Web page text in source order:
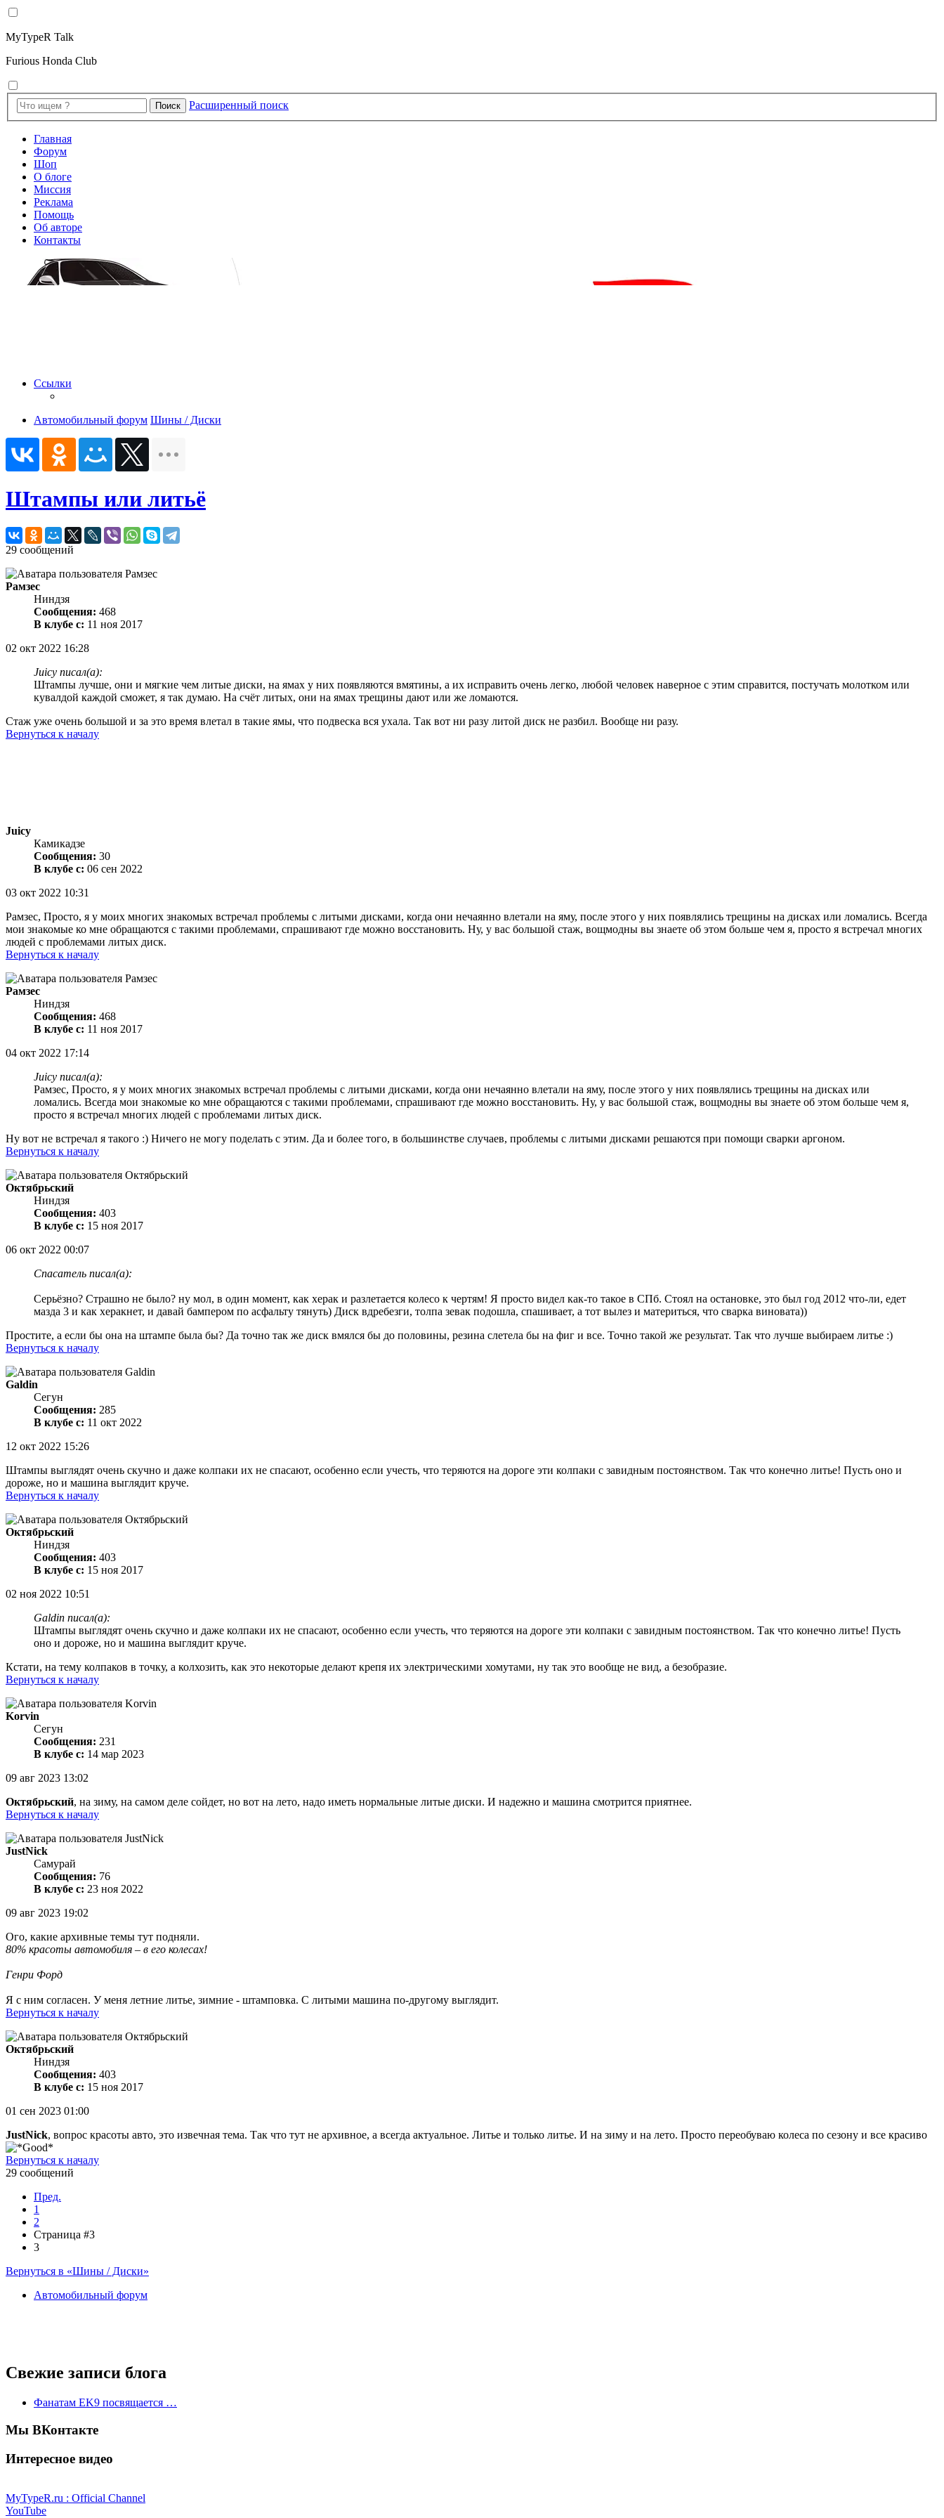
MyTypeR Talk
Furious Honda Club
Поиск Расширенный поиск
Главная
Форум
Шоп
О блоге
Миссия
Реклама
Помощь
Об авторе
Контакты
Ссылки
Автомобильный форум Шины / Диски
Штампы или литьё
29 сообщений
Рамзес
Ниндзя
Сообщения: 468
В клубе с: 11 ноя 2017
02 окт 2022 16:28
Juicy писал(а):
Штампы лучше, они и мягкие чем литые диски, на ямах у них появляются вмятины, а их исправить очень легко, любой человек наверное с этим справится, постучать молотком или
кувалдой каждой сможет, я так думаю. На счёт литых, они на ямах трещины дают или же ломаются.
Стаж уже очень большой и за это время влетал в такие ямы, что подвеска вся ухала. Так вот ни разу литой диск не разбил. Вообще ни разу.
Вернуться к началу
Juicy
Камикадзе
Сообщения: 30
В клубе с: 06 сен 2022
03 окт 2022 10:31
Рамзес, Просто, я у моих многих знакомых встречал проблемы с литыми дисками, когда они нечаянно влетали на яму, после этого у них появлялись трещины на дисках или ломались. Всегда
мои знакомые ко мне обращаются с такими проблемами, спрашивают где можно восстановить. Ну, у вас большой стаж, вощмодны вы знаете об этом больше чем я, просто я встречал многих
людей с проблемами литых диск.
Вернуться к началу
Рамзес
Ниндзя
Сообщения: 468
В клубе с: 11 ноя 2017
04 окт 2022 17:14
Juicy писал(а):
Рамзес, Просто, я у моих многих знакомых встречал проблемы с литыми дисками, когда они нечаянно влетали на яму, после этого у них появлялись трещины на дисках или
ломались. Всегда мои знакомые ко мне обращаются с такими проблемами, спрашивают где можно восстановить. Ну, у вас большой стаж, вощмодны вы знаете об этом больше чем я,
просто я встречал многих людей с проблемами литых диск.
Ну вот не встречал я такого :) Ничего не могу поделать с этим. Да и более того, в большинстве случаев, проблемы с литыми дисками решаются при помощи сварки аргоном.
Вернуться к началу
Октябрьский
Ниндзя
Сообщения: 403
В клубе с: 15 ноя 2017
06 окт 2022 00:07
Спасатель писал(а):
Серьёзно? Страшно не было? ну мол, в один момент, как херак и разлетается колесо к чертям! Я просто видел как-то такое в СПб. Стоял на остановке, это был год 2012 что-ли, едет
мазда 3 и как херакнет, и давай бампером по асфальту тянуть) Диск вдребезги, толпа зевак подошла, спашивает, а тот вылез и материться, что сварка виновата))
Простите, а если бы она на штампе была бы? Да точно так же диск вмялся бы до половины, резина слетела бы на фиг и все. Точно такой же результат. Так что лучше выбираем литье :)
Вернуться к началу
Galdin
Сегун
Сообщения: 285
В клубе с: 11 окт 2022
12 окт 2022 15:26
Штампы выглядят очень скучно и даже колпаки их не спасают, особенно если учесть, что теряются на дороге эти колпаки с завидным постоянством. Так что конечно литье! Пусть оно и
дороже, но и машина выглядит круче.
Вернуться к началу
Октябрьский
Ниндзя
Сообщения: 403
В клубе с: 15 ноя 2017
02 ноя 2022 10:51
Galdin писал(а):
Штампы выглядят очень скучно и даже колпаки их не спасают, особенно если учесть, что теряются на дороге эти колпаки с завидным постоянством. Так что конечно литье! Пусть
оно и дороже, но и машина выглядит круче.
Кстати, на тему колпаков в точку, а колхозить, как это некоторые делают крепя их электрическими хомутами, ну так это вообще не вид, а безобразие.
Вернуться к началу
Korvin
Сегун
Сообщения: 231
В клубе с: 14 мар 2023
09 авг 2023 13:02
Октябрьский, на зиму, на самом деле сойдет, но вот на лето, надо иметь нормальные литые диски. И надежно и машина смотрится приятнее.
Вернуться к началу
JustNick
Самурай
Сообщения: 76
В клубе с: 23 ноя 2022
09 авг 2023 19:02
Ого, какие архивные темы тут подняли.
80% красоты автомобиля – в его колесах!
Генри Форд
Я с ним согласен. У меня летние литье, зимние - штамповка. С литыми машина по-другому выглядит.
Вернуться к началу
Октябрьский
Ниндзя
Сообщения: 403
В клубе с: 15 ноя 2017
01 сен 2023 01:00
JustNick, вопрос красоты авто, это извечная тема. Так что тут не архивное, а всегда актуальное. Литье и только литье. И на зиму и на лето. Просто переобуваю колеса по сезону и все красиво
Вернуться к началу
29 сообщений
Пред.
1
2
Страница #3
3
Вернуться в «Шины / Диски»
Автомобильный форум
Свежие записи блога
Фанатам EK9 посвящается …
Мы ВКонтакте
Интересное видео
MyTypeR.ru : Official Channel
YouTube